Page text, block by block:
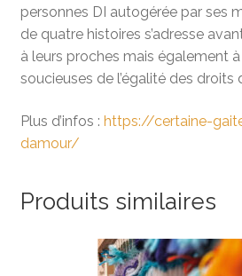
personnes DI autogérée par ses
de quatre histoires s’adresse
à leurs proches mais également
soucieuses de l’égalité des droits
Plus d’infos : https://certaine-
damour/
Produits similaires